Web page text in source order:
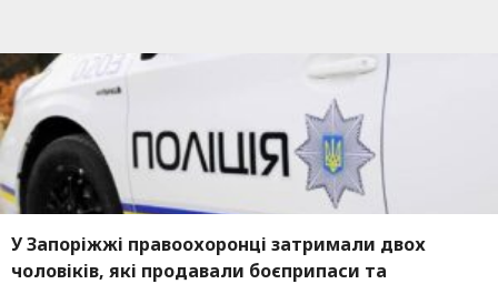
У Запоріжжі правоохоронці затримали двох
чоловіків, які продавали боєприпаси та